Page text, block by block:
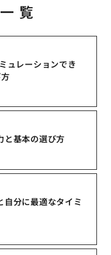
覧
ュレーションでき
と基本の選び方
分に最適なタイミ